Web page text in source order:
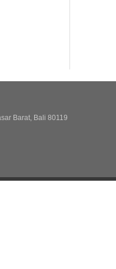
Barat, Bali 80119